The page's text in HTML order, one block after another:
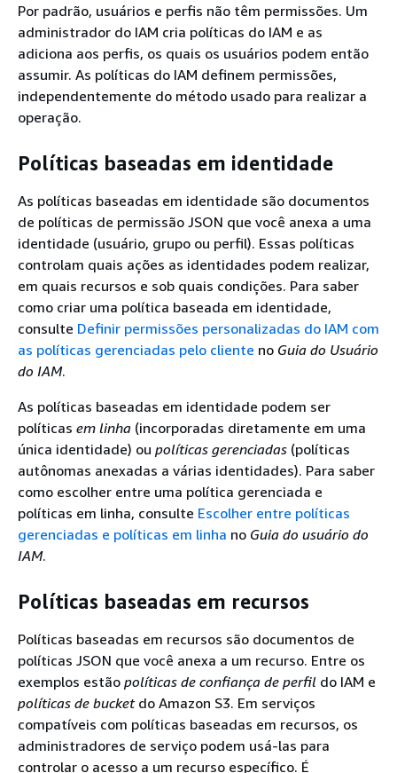
Por padrão, usuários e perfis não têm permissões. Um
administrador do IAM cria políticas do IAM e as
adiciona aos perfis, os quais os usuários podem então
assumir. As políticas do IAM definem permissões,
independentemente do método usado para realizar a
operação.
Políticas baseadas em identidade
As políticas baseadas em identidade são documentos
de políticas de permissão JSON que você anexa a uma
identidade (usuário, grupo ou perfil). Essas políticas
controlam quais ações as identidades podem realizar,
em quais recursos e sob quais condições. Para saber
como criar uma política baseada em identidade,
consulte Definir permissões personalizadas do IAM com
as políticas gerenciadas pelo cliente no Guia do Usuário
do IAM.
As políticas baseadas em identidade podem ser
políticas em linha (incorporadas diretamente em uma
única identidade) ou políticas gerenciadas (políticas
autônomas anexadas a várias identidades). Para saber
como escolher entre uma política gerenciada e
políticas em linha, consulte Escolher entre políticas
gerenciadas e políticas em linha no Guia do usuário do
IAM.
Políticas baseadas em recursos
Políticas baseadas em recursos são documentos de
políticas JSON que você anexa a um recurso. Entre os
exemplos estão políticas de confiança de perfil do IAM e
políticas de bucketdo Amazon S3. Em serviços
compatíveis com políticas baseadas em recursos, os
administradores de serviço podem usá-las para
controlar o acesso a um recurso específico. É